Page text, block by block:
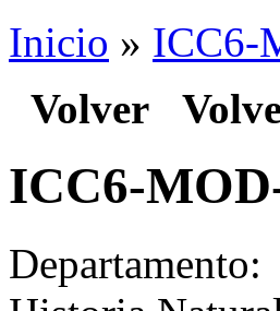
Inicio » ICC6-
Volver
ICC6-
Departamento: